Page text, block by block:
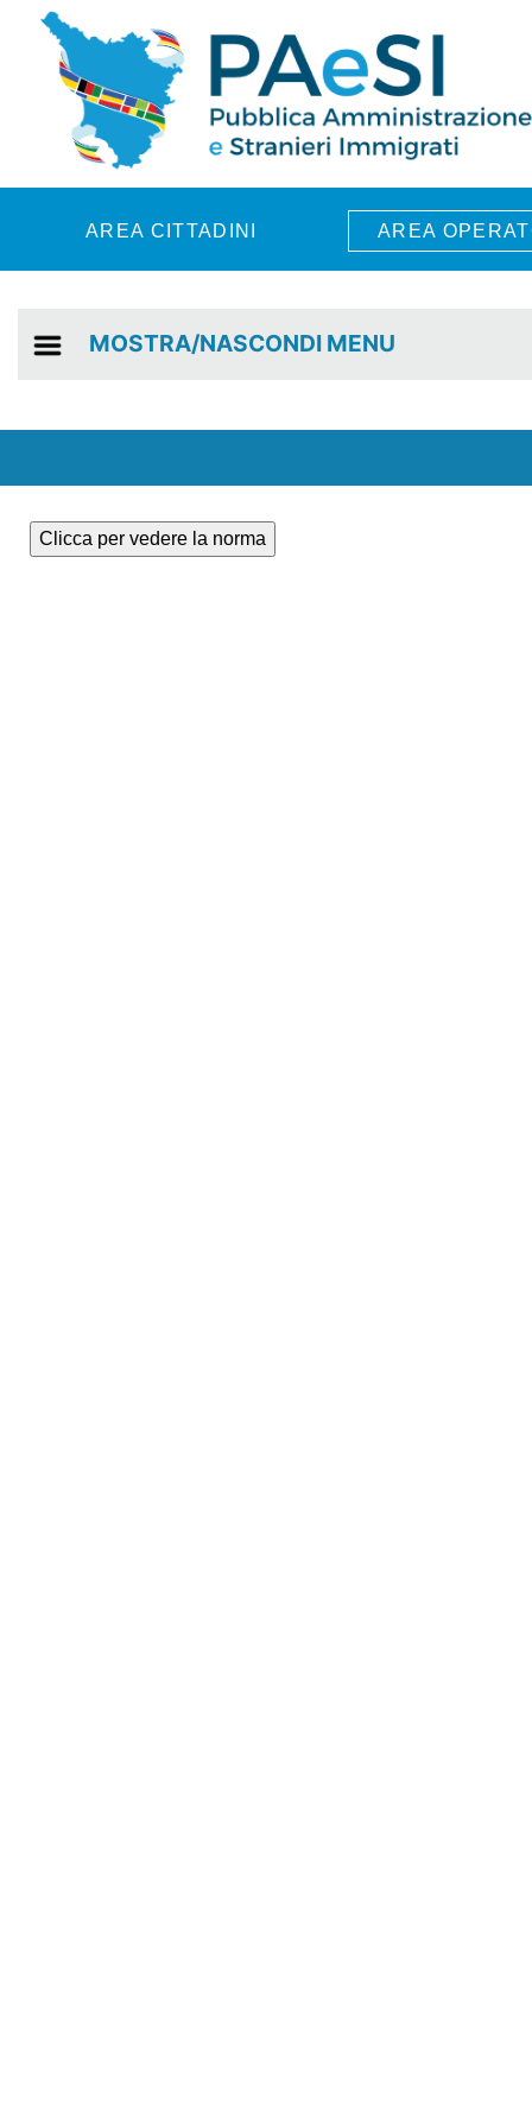
Skip to main content
AREA CITTADINI AREA
MOSTRA/NASCONDI MENU
Clicca per vedere la norma